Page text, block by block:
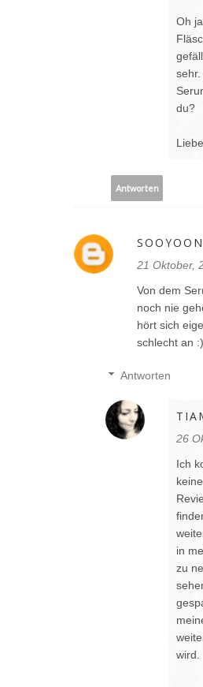
Oh
du?
Antworten
21 Oktober,
Von dem
noch nie
hört sich
schlecht an :)
Antworten
26
Ich
in
zu
wird.